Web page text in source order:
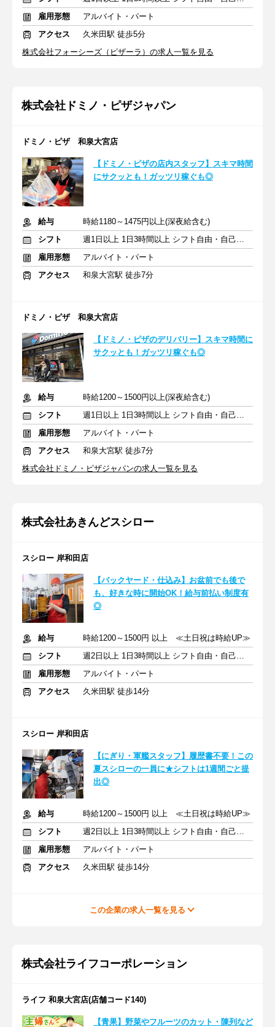
雇用形態
アルバイト・パート
アクセス
久米田駅 徒歩5分
株式会社フォーシーズ（ピザーラ）の求人一覧を見る
株式会社ドミノ・ピザジャパン
ドミノ・ピザ 和泉大宮店
【ドミノ・ピザの店内スタッフ】スキマ時間
にサクッとも！ガッツリ稼ぐも◎
給与
時給1180～1475円以上(深夜給含む)
シフト
週1日以上 1日3時間以上 シフト自由・自己申告
雇用形態
アルバイト・パート
アクセス
和泉大宮駅 徒歩7分
ドミノ・ピザ 和泉大宮店
【ドミノ・ピザのデリバリー】スキマ時間に
サクッとも！ガッツリ稼ぐも◎
給与
時給1200～1500円以上(深夜給含む)
シフト
週1日以上 1日3時間以上 シフト自由・自己申告
雇用形態
アルバイト・パート
アクセス
和泉大宮駅 徒歩7分
株式会社ドミノ・ピザジャパンの求人一覧を見る
株式会社あきんどスシロー
スシロー 岸和田店
【バックヤード・仕込み】お盆前でも後で
も、好きな時に開始OK！給与前払い制度有
◎
給与
時給1200～1500円 以上 ≪土日祝は時給UP≫
シフト
週2日以上 1日3時間以上 シフト自由・自己申告
雇用形態
アルバイト・パート
アクセス
久米田駅 徒歩14分
スシロー 岸和田店
【にぎり・軍艦スタッフ】履歴書不要！この
夏スシローの一員に★シフトは1週間ごと提
出◎
給与
時給1200～1500円 以上 ≪土日祝は時給UP≫
シフト
週2日以上 1日3時間以上 シフト自由・自己申告
雇用形態
アルバイト・パート
アクセス
久米田駅 徒歩14分
この企業の求人一覧を見る
株式会社ライフコーポレーション
ライフ 和泉大宮店(店舗コード140)
【青果】野菜やフルーツのカット・陳列など